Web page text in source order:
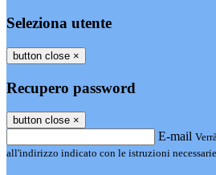
Seleziona utente
button close ×
Recupero password
button close ×
E-mail
all'indirizzo indicato con le istruzioni